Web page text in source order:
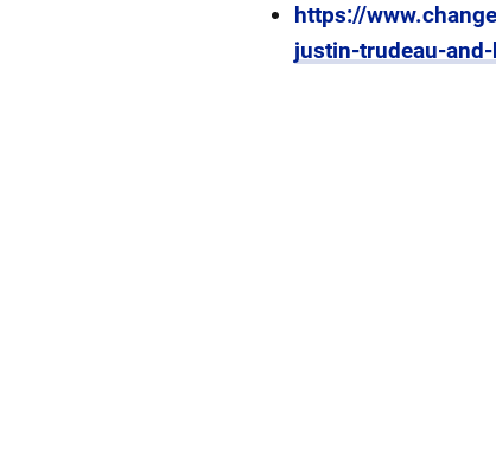
https://
justin-trudeau-